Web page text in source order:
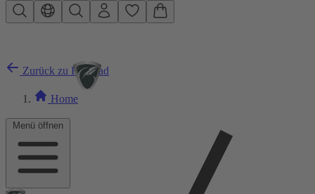
Zum Hauptinhalt springen
Menü öffnen
Zurück zu Rennrad
Home